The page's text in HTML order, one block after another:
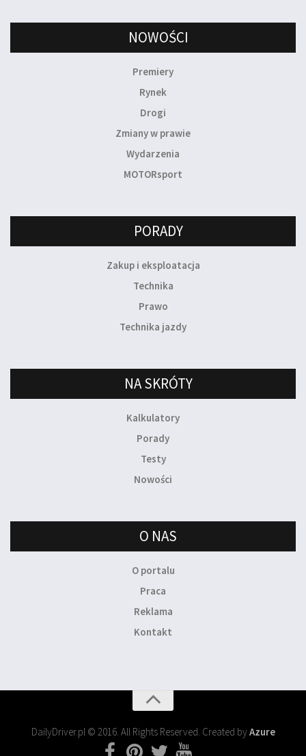
NOWOŚCI
Premiery
Rynek
Drogi
Zmiany w prawie
Wydarzenia
MOTORsport
PORADY
Zakup i eksploatacja
Technika
Prawo
Technika jazdy
NA SKRÓTY
Kalkulatory
Porady
Testy
Nowości
O NAS
O portalu
Praca
Reklama
Kontakt
DailyDriver.pl © 2016. All Rights Reserved. Created byAzure